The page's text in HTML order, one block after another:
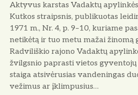
s
V
a
d
a
k
t
ų
Aktyvus karstas Vadaktų
Kutkos straipsnis, publikuotas
1971 m., Nr. 4, p. 9–10, kuriame
netikėtą ir tuo metu mažai žinomą
Radviliškio rajono Vadaktų
žvilgsnio paprasti vietos gyventojų
staiga atsivėrusias vandeningas
vežimus ar įklimpusius…